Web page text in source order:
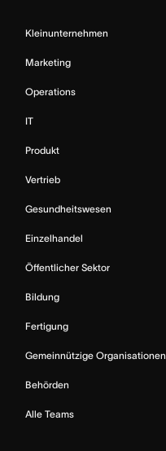
Kleinunternehmen
Marketing
Operations
IT
Produkt
Vertrieb
Gesundheitswesen
Einzelhandel
Öffentlicher Sektor
Bildung
Fertigung
Gemeinnützige Organisationen
Behörden
Alle Teams